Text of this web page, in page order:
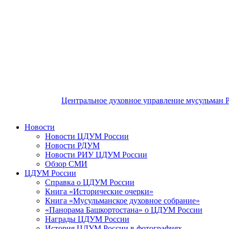
Центральное духовное управление мусульман
Новости
Новости ЦДУМ России
Новости РДУМ
Новости РИУ ЦДУМ России
Обзор СМИ
ЦДУМ России
Справка о ЦДУМ России
Книга «Исторические очерки»
Книга «Мусульманское духовное собрание»
«Панорама Башкортостана» о ЦДУМ России
Награды ЦДУМ России